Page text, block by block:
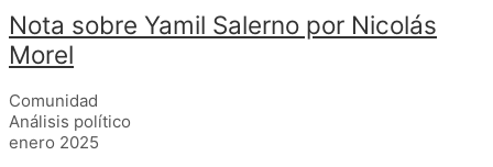
Nota sobre Yamil Salerno por Nicolás
Morel
Comunidad
Análisis político
enero 2025